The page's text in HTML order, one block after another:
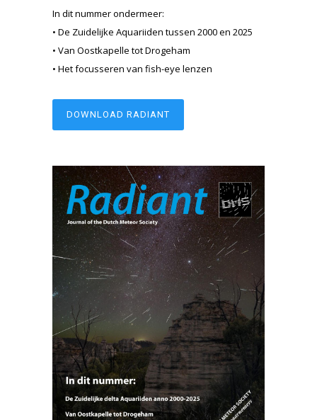
In dit nummer ondermeer:
• De Zuidelijke Aquariiden tussen 2000 en 2025
• Van Oostkapelle tot Drogeham
• Het focusseren van fish-eye lenzen
DOWNLOAD RADIANT